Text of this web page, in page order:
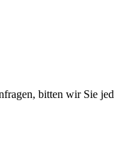
bitten wir Sie